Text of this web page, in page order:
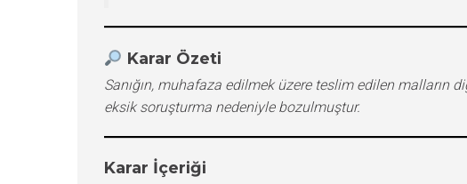
Karar Özeti
Sanığın, muhafaza edilmek üzere teslim edilen malların
eksik soruşturma nedeniyle bozulmuştur.
Karar İçeriği